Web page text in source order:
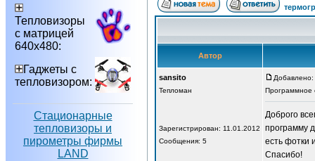
Тепловизоры
с матрицей
640х480:
Гаджеты с
тепловизором:
Стационарные
тепловизоры и
пирометры фирмы
LAND
Автор
sansito
Тепломан
Зарегистрирован: 11.01.2012
Сообщения: 5
Программное
Доброго
программу
есть фотки
Спасибо!